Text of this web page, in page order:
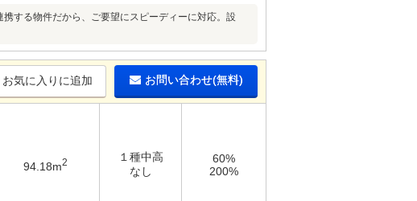
する物件だから、ご要望にスピーディーに対応。設
お気に入りに追加 お問い合わせ(無料)
94.18m2
１種中高
なし
60%
200%